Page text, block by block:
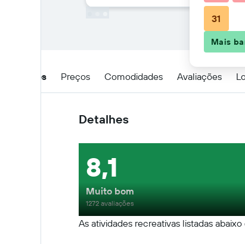
Detalhes Preços Comodidades Avaliações
Detalhes
As atividades recreativas listadas
8,1
Muito bom
1272 avaliações
31
Mais